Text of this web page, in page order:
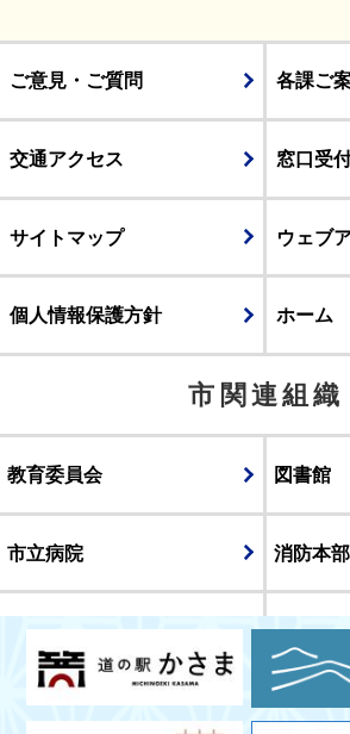
ご意見・ご質問 各課ご
交通アクセス 窓口受
サイトマップ ウェブ
個人情報保護方針 ホーム
市関連組織
教育委員会 図書館
市立病院 消防本部
議会
表示 スマートフォン版